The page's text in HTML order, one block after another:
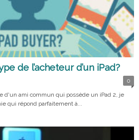
de l’acheteur d’un iPad?
0
d'un ami commun qui possède un iPad 2, je
qui répond parfaitement à...